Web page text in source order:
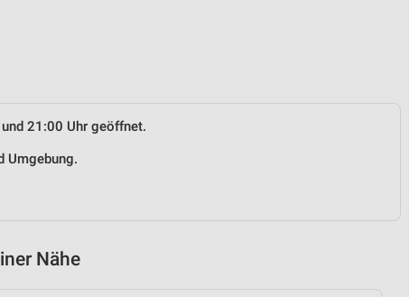
21:00 Uhr geöffnet.
Umgebung.
Nähe